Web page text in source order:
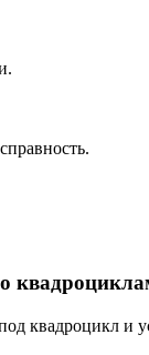
квадроцикл и